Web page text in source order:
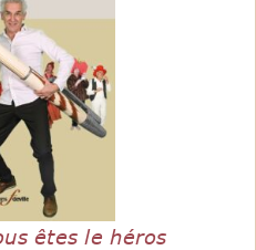
êtes le héros